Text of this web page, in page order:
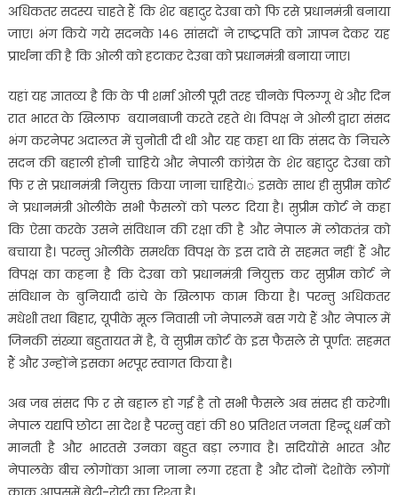
अधिकतर सदस्य चाहते हैं कि शेर बहादुर देउबा को फि रसे प्रधानमंत्री बनाया
जाए। भंग किये गये सदनके १४६ सांसदों ने राष्ट्रपति को ज्ञापन देकर यह
प्रार्थना की है कि ओली को हटाकर देउबा को प्रधानमंत्री बनाया जाए।
यहां यह ज्ञातव्य है कि के पी शर्मा ओली पूरी तरह चीनके पिलग्गू थे और दिन
रात भारत के खिलाफ बयानबाजी करते रहते थे। विपक्ष ने ओली द्वारा संसद
भंग करनेपर अदालत में चुनोती दी थी और यह कहा था कि संसद के निचले
सदन की बहाली होनी चाहिये और नेपाली कांग्रेस के शेर बहादुर देउबा को
फि र से प्रधानमंत्री नियुक्त किया जाना चाहिये।ं इसके साथ ही सुप्रीम कोर्ट
ने प्रधानमंत्री ओलीके सभी फैसलों को पलट दिया है। सुप्रीम कोर्ट ने कहा
कि ऐसा करके उसने संविधान की रक्षा की है और नेपाल में लोकतंत्र को
बचाया है। परन्तु ओलीके समर्थक विपक्ष के इस दावे से सहमत नहीं हैं और
विपक्ष का कहना है कि देउबा को प्रधानमंत्री नियुक्त कर सुप्रीम कोर्ट ने
संविधान के बुनियादी ढांचे के खिलाफ काम किया है। परन्तु अधिकतर
मधेशी तथा बिहार, यूपीके मूल निवासी जो नेपालमें बस गये हैं और नेपाल में
जिनकी संख्या बहुतायत में है, वे सुप्रीम कोर्ट के इस फैसले से पूर्णत: सहमत
हैं और उन्होंने इसका भरपूर स्वागत किया है।
अब जब संसद फि र से बहाल हो गई है तो सभी फैसले अब संसद ही करेगी।
नेपाल यद्यपि छोटा सा देश है परन्तु वहां की ८० प्रतिशत जनता हिन्दू धर्म को
मानती है और भारतसे उनका बहुत बड़ा लगाव है। सदियोंसे भारत और
नेपालके बीच लोगोंका आना जाना लगा रहता है और दोनों देशोंके लोगों